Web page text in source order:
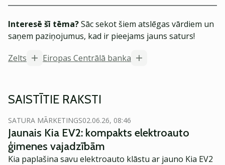
Interesē šī tēma?Sāc sekot šiem atslēgas vārdiem un
saņem paziņojumus, kad ir pieejams jauns saturs!
Zelts
Eiropas Centrālā banka
SAISTĪTIE RAKSTI
SATURA MĀRKETINGS02.06.26, 08:46
Jaunais Kia EV2: kompakts elektroauto
ģimenes vajadzībām
Kia paplašina savu elektroauto klāstu ar jauno Kia EV2